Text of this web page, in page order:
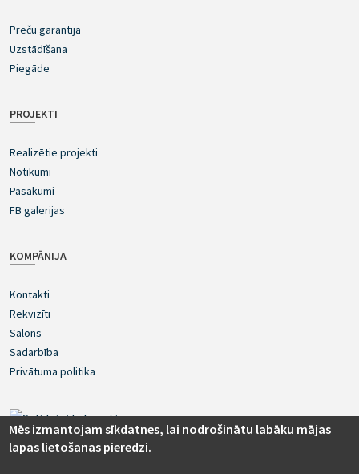
Preču garantija
Uzstādīšana
Piegāde
PROJEKTI
Realizētie projekti
Notikumi
Pasākumi
FB galerijas
KOMPĀNIJA
Kontakti
Rekvizīti
Salons
Sadarbība
Privātuma politika
Mēs izmantojam sīkdatnes, lai nodrošinātu labāku mājas
lapas lietošanas pieredzi.